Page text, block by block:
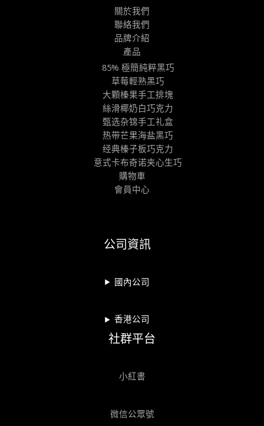
關於我們
聯絡我們
品牌介紹
產品
85% 極簡純粹黑巧
草莓輕熟黑巧
大顆榛果手工排塊
絲滑椰奶白巧克力
甄选杂锦手工礼盒
热带芒果海盐黑巧
经典榛子板巧克力
意式卡布奇诺夹心生巧
購物車
會員中心
公司資訊
國內公司
香港公司
社群平台
小紅書
微信公眾號